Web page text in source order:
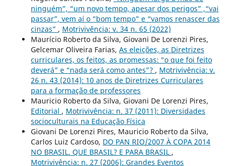
ninguém”, “um novo tempo, apesar dos perigos” ,“vai
passar”, vem aí o “bom tempo” e “vamos renascer das
cinzas” , Motrivivência: v. 34 n. 65 (2022)
Maurício Roberto da Silva, Giovani De Lorenzi Pires,
Gelcemar Oliveira Farias, As eleições, as Diretrizes
curriculares, os feitos, as promessas: “o que foi feito
deverá” e “nada será como antes”? , Motrivivência: v.
26 n. 43 (2014): 10 anos de Diretrizes Curriculares
para a formação de professores
Mauricio Roberto da Silva, Giovani De Lorenzi Pires,
Editorial , Motrivivência: n. 37 (2011): Diversidades
socioculturais na Educação Física
Giovani De Lorenzi Pires, Mauricio Roberto da Silva,
Carlos Luiz Cardoso, DO PAN RIO/2007 À COPA 2014
NO BRASIL. QUE BRASIL? E PARA BRASIL ,
Motrivivência: n. 27 (2006): Grandes Eventos